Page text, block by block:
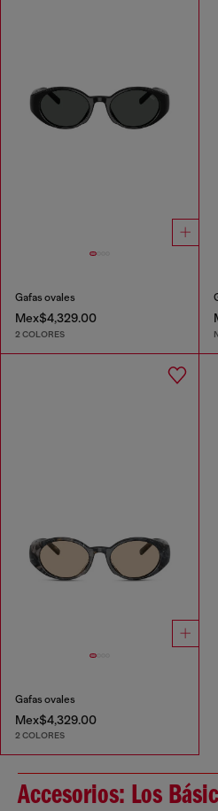
Gafas ovales
Mex$4,329.00
2 COLORES
Gafas ovales
Mex$4,329.00
2 COLORES
Accesorios: Los